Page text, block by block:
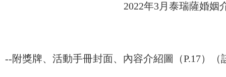
2022年3月泰瑞薩婚姻介紹
--附獎牌、活動手冊封面、內容介紹圖（P.17）